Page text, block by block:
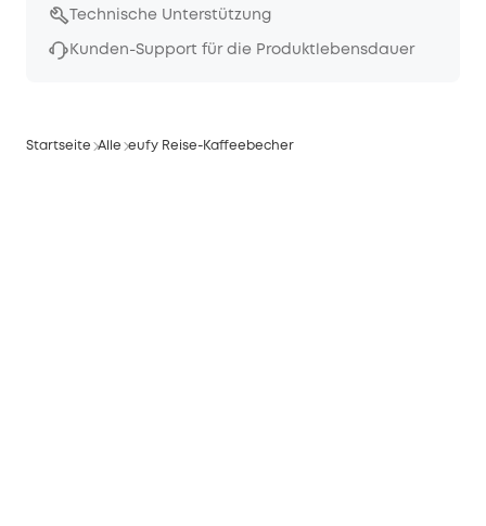
Technische Unterstützung
Kunden-Support für die Produktlebensdauer
Startseite Alle eufy Reise-Kaffeebecher